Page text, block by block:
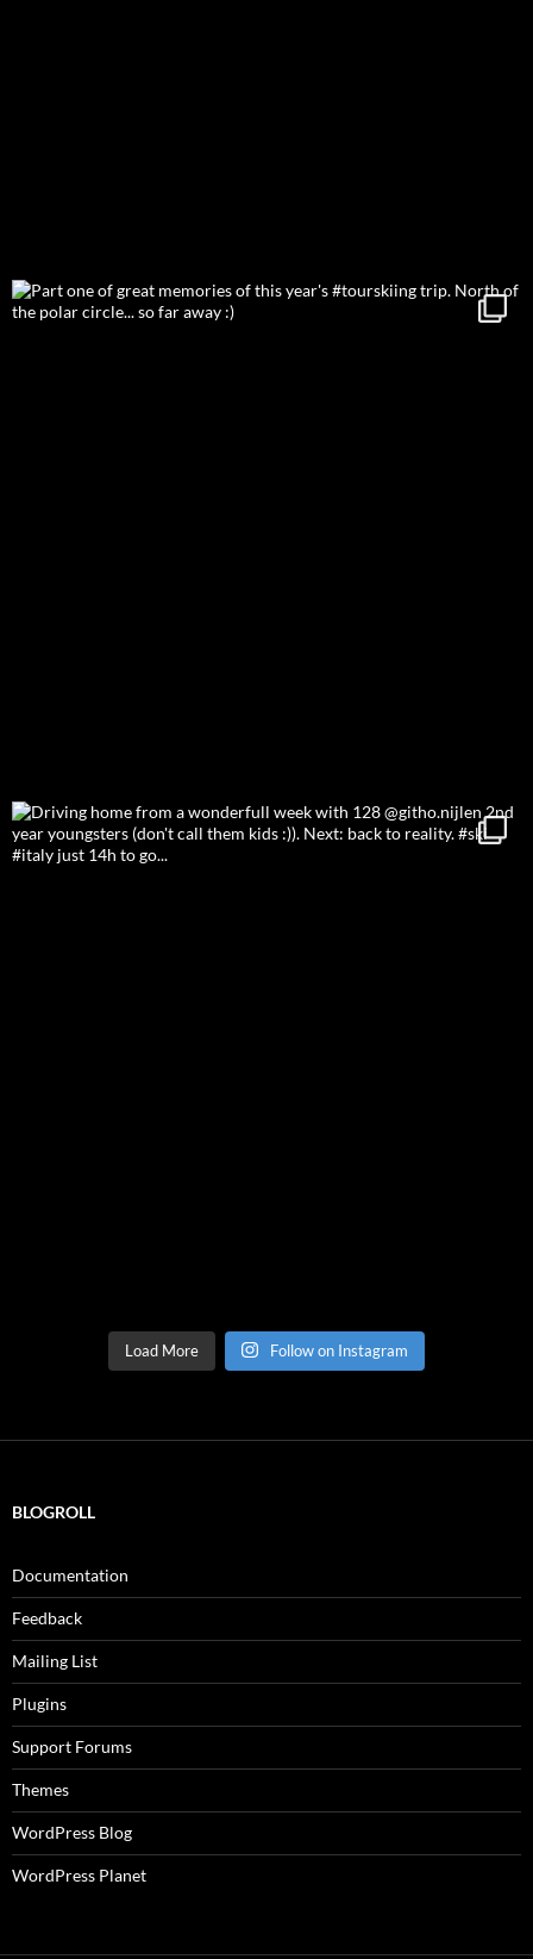
Load More Follow on Instagram
BLOGROLL
Documentation
Feedback
Mailing List
Plugins
Support Forums
Themes
WordPress Blog
WordPress Planet